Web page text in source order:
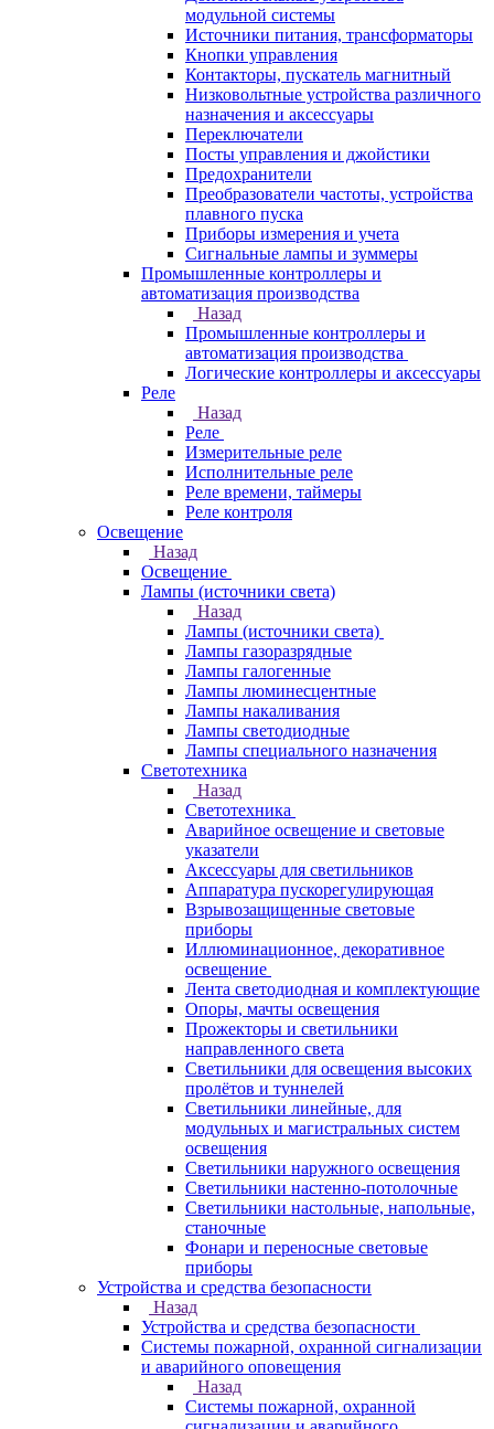
модульной системы
Источники питания, трансформаторы
Кнопки управления
Контакторы, пускатель магнитный
Низковольтные устройства различного
назначения и аксессуары
Переключатели
Посты управления и джойстики
Предохранители
Преобразователи частоты, устройства
плавного пуска
Приборы измерения и учета
Сигнальные лампы и зуммеры
Промышленные контроллеры и
автоматизация производства
Назад
Промышленные контроллеры и
автоматизация производства
Логические контроллеры и аксессуары
Реле
Назад
Реле
Измерительные реле
Исполнительные реле
Реле времени, таймеры
Реле контроля
Освещение
Назад
Освещение
Лампы (источники света)
Назад
Лампы (источники света)
Лампы газоразрядные
Лампы галогенные
Лампы люминесцентные
Лампы накаливания
Лампы светодиодные
Лампы специального назначения
Светотехника
Назад
Светотехника
Аварийное освещение и световые
указатели
Аксессуары для светильников
Аппаратура пускорегулирующая
Взрывозащищенные световые
приборы
Иллюминационное, декоративное
освещение
Лента светодиодная и комплектующие
Опоры, мачты освещения
Прожекторы и светильники
направленного света
Светильники для освещения высоких
пролётов и туннелей
Светильники линейные, для
модульных и магистральных систем
освещения
Светильники наружного освещения
Светильники настенно-потолочные
Светильники настольные, напольные,
станочные
Фонари и переносные световые
приборы
Устройства и средства безопасности
Назад
Устройства и средства безопасности
Системы пожарной, охранной сигнализации
и аварийного оповещения
Назад
Системы пожарной, охранной